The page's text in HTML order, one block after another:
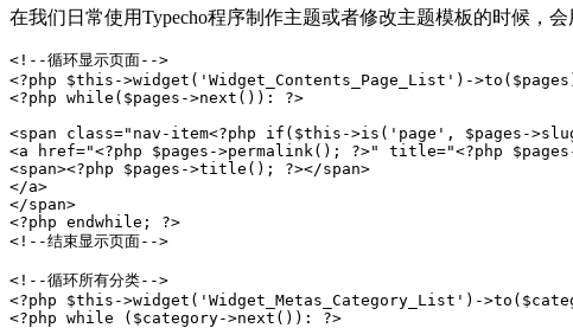
在我们日常使用Typecho程序制作主题或者修改主题模板的时候，
<!--循环显示页面-->
<?php $this->widget('Widget_Contents_Page_List')-
<?php while($pages->next()): ?>
<span class="nav-item<?php if($this->is('page', $pages-
<a href="<?php $pages->permalink(); ?>" title="<?php
<span><?php $pages->title(); ?></span>
</a>
</span>
<?php endwhile; ?>
<!--结束显示页面-->
<!--循环所有分类-->
<?php $this->widget('Widget_Metas_Category_List')-
<?php while ($category->next()): ?>